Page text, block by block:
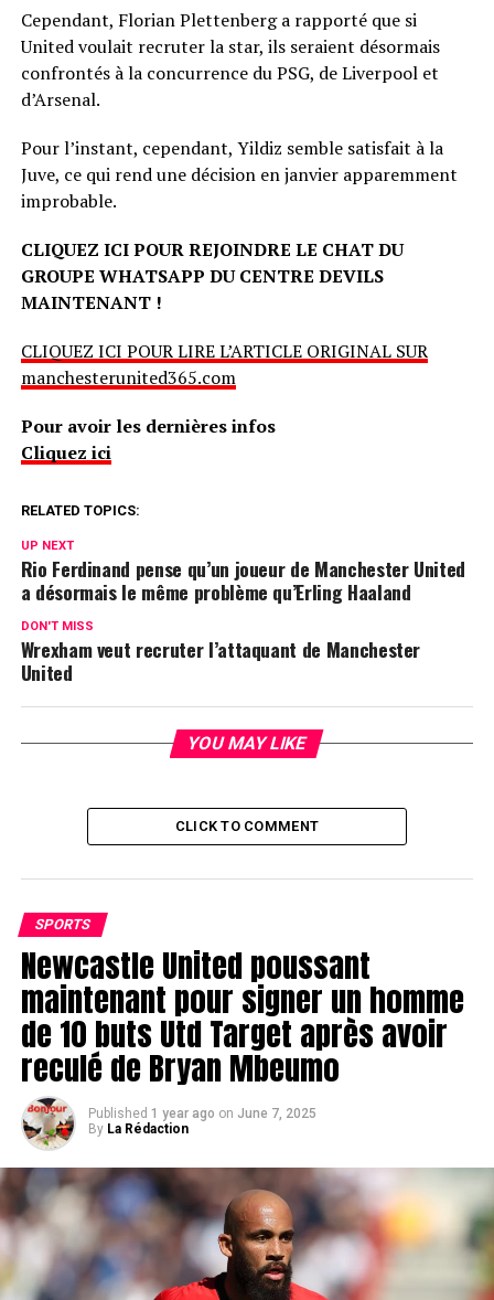
Cependant, Florian Plettenberg a rapporté que si
United voulait recruter la star, ils seraient désormais
confrontés à la concurrence du PSG, de Liverpool et
d’Arsenal.
Pour l’instant, cependant, Yildiz semble satisfait à la
Juve, ce qui rend une décision en janvier apparemment
improbable.
CLIQUEZ ICI POUR REJOINDRE LE CHAT DU
GROUPE WHATSAPP DU CENTRE DEVILS
MAINTENANT !
CLIQUEZ ICI POUR LIRE L’ARTICLE ORIGINAL SUR
manchesterunited365.com
Pour avoir les dernières infos
Cliquez ici
RELATED TOPICS:
UP NEXT
Rio Ferdinand pense qu’un joueur de Manchester United
a désormais le même problème qu’Erling Haaland
DON'T MISS
Wrexham veut recruter l’attaquant de Manchester
United
YOU MAY LIKE
CLICK TO COMMENT
SPORTS
Newcastle United poussant
maintenant pour signer un homme
de 10 buts Utd Target après avoir
reculé de Bryan Mbeumo
Published 1 year ago on June 7, 2025
By La Rédaction